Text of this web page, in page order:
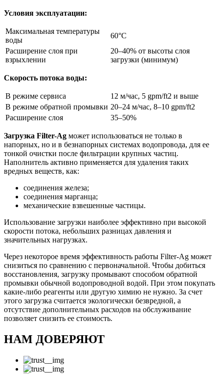
Условия эксплуатации:
Максимальная температуры
воды
60°С
Расширение слоя при
взрыхлении
20–40% от высоты слоя
загрузки (минимум)
Скорость потока воды:
В режиме сервиса
12 м/час, 5 gpm/ft2 и выше
В режиме обратной промывки 20–24 м/час, 8–10 gpm/ft2
Расширение слоя
35–50%
Загрузка Filter-Ag может использоваться не только в
напорных, но и в безнапорных системах водопровода, для ее
тонкой очистки после фильтрации крупных частиц.
Наполнитель активно применяется для удаления таких
вредных веществ, как:
соединения железа;
соединения марганца;
механические взвешенные частицы.
Использование загрузки наиболее эффективно при высокой
скорости потока, небольших разницах давления и
значительных нагрузках.
Через некоторое время эффективность работы Filter-Ag может
снизиться по сравнению с первоначальной. Чтобы добиться
восстановления, загрузку промывают способом обратной
промывки обычной водопроводной водой. При этом покупать
какие-либо реагенты или другую химию не нужно. За счет
этого загрузка считается экологически безвредной, а
отсутствие дополнительных расходов на обслуживание
позволяет снизить ее стоимость.
НАМ ДОВЕРЯЮТ